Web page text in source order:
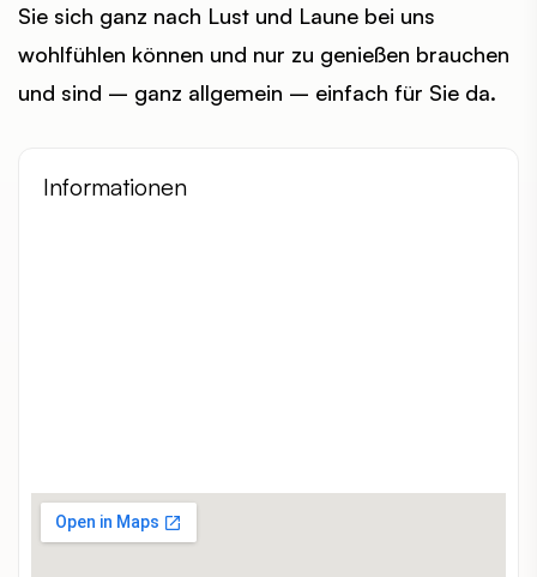
Sie sich ganz nach Lust und Laune bei uns
wohlfühlen können und nur zu genießen brauchen
und sind – ganz allgemein – einfach für Sie da.
Informationen